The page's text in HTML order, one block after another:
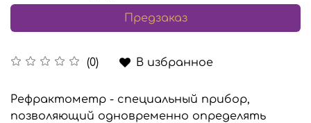
(0) В избранное
Предзаказ
Рефрактометр - специальный прибор,
позволяющий одновременно определять